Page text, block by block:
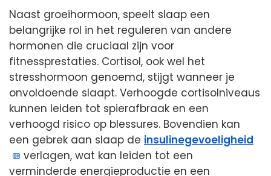
Naast groeihormoon, speelt slaap een
belangrijke rol in het reguleren van andere
hormonen die cruciaal zijn voor
fitnessprestaties. Cortisol, ook wel het
stresshormoon genoemd, stijgt wanneer je
onvoldoende slaapt. Verhoogde cortisolniveaus
kunnen leiden tot spierafbraak en een
verhoogd risico op blessures. Bovendien kan
een gebrek aan slaap de insulinegevoeligheid
verlagen, wat kan leiden tot een
verminderde energieproductie en een